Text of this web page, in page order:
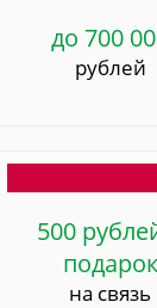
до 700
рублей
500
подарок
на связь